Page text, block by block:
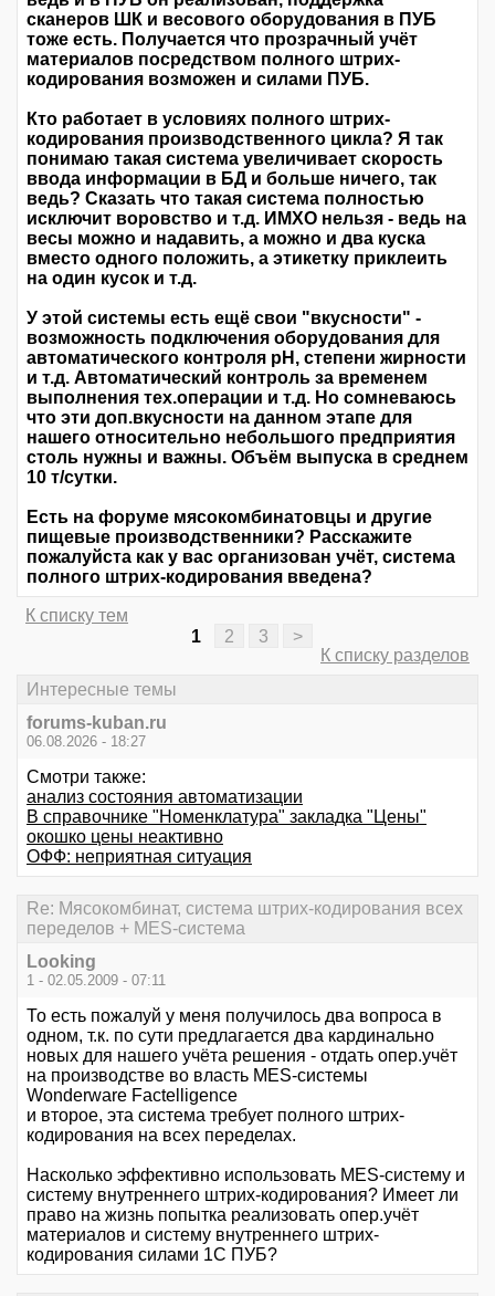
сканеров ШК и весового оборудования в ПУБ
тоже есть. Получается что прозрачный учёт
материалов посредством полного штрих-
кодирования возможен и силами ПУБ.
Кто работает в условиях полного штрих-
кодирования производственного цикла? Я так
понимаю такая система увеличивает скорость
ввода информации в БД и больше ничего, так
ведь? Сказать что такая система полностью
исключит воровство и т.д. ИМХО нельзя - ведь на
весы можно и надавить, а можно и два куска
вместо одного положить, а этикетку приклеить
на один кусок и т.д.
У этой системы есть ещё свои "вкусности" -
возможность подключения оборудования для
автоматического контроля pH, степени жирности
и т.д. Автоматический контроль за временем
выполнения тех.операции и т.д. Но сомневаюсь
что эти доп.вкусности на данном этапе для
нашего относительно небольшого предприятия
столь нужны и важны. Объём выпуска в среднем
10 т/сутки.
Есть на форуме мясокомбинатовцы и другие
пищевые производственники? Расскажите
пожалуйста как у вас организован учёт, система
полного штрих-кодирования введена?
К списку тем
1
2 3
>
К списку разделов
Интересные темы
forums-kuban.ru
06.08.2026 - 18:27
Смотри также:
анализ состояния автоматизации
В справочнике "Номенклатура" закладка "Цены"
окошко цены неактивно
ОФФ: неприятная ситуация
Re: Мясокомбинат, система штрих-кодирования всех
переделов + MES-система
Looking
1 - 02.05.2009 - 07:11
То есть пожалуй у меня получилось два вопроса в
одном, т.к. по сути предлагается два кардинально
новых для нашего учёта решения - отдать опер.учёт
на производстве во власть MES-системы
Wonderware Factelligence
и второе, эта система требует полного штрих-
кодирования на всех переделах.
Насколько эффективно использовать MES-систему и
систему внутреннего штрих-кодирования? Имеет ли
право на жизнь попытка реализовать опер.учёт
материалов и систему внутреннего штрих-
кодирования силами 1С ПУБ?